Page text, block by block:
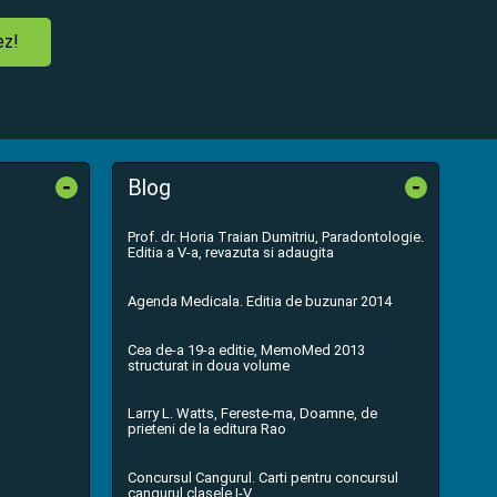
- Blog -
Prof. dr. Horia Traian Dumitriu, Paradontologie.
Editia a V-a, revazuta si adaugita
Agenda Medicala. Editia de buzunar 2014
Cea de-a 19-a editie, MemoMed 2013
structurat in doua volume
Larry L. Watts, Fereste-ma, Doamne, de
prieteni de la editura Rao
Concursul Cangurul. Carti pentru concursul
cangurul clasele I-V